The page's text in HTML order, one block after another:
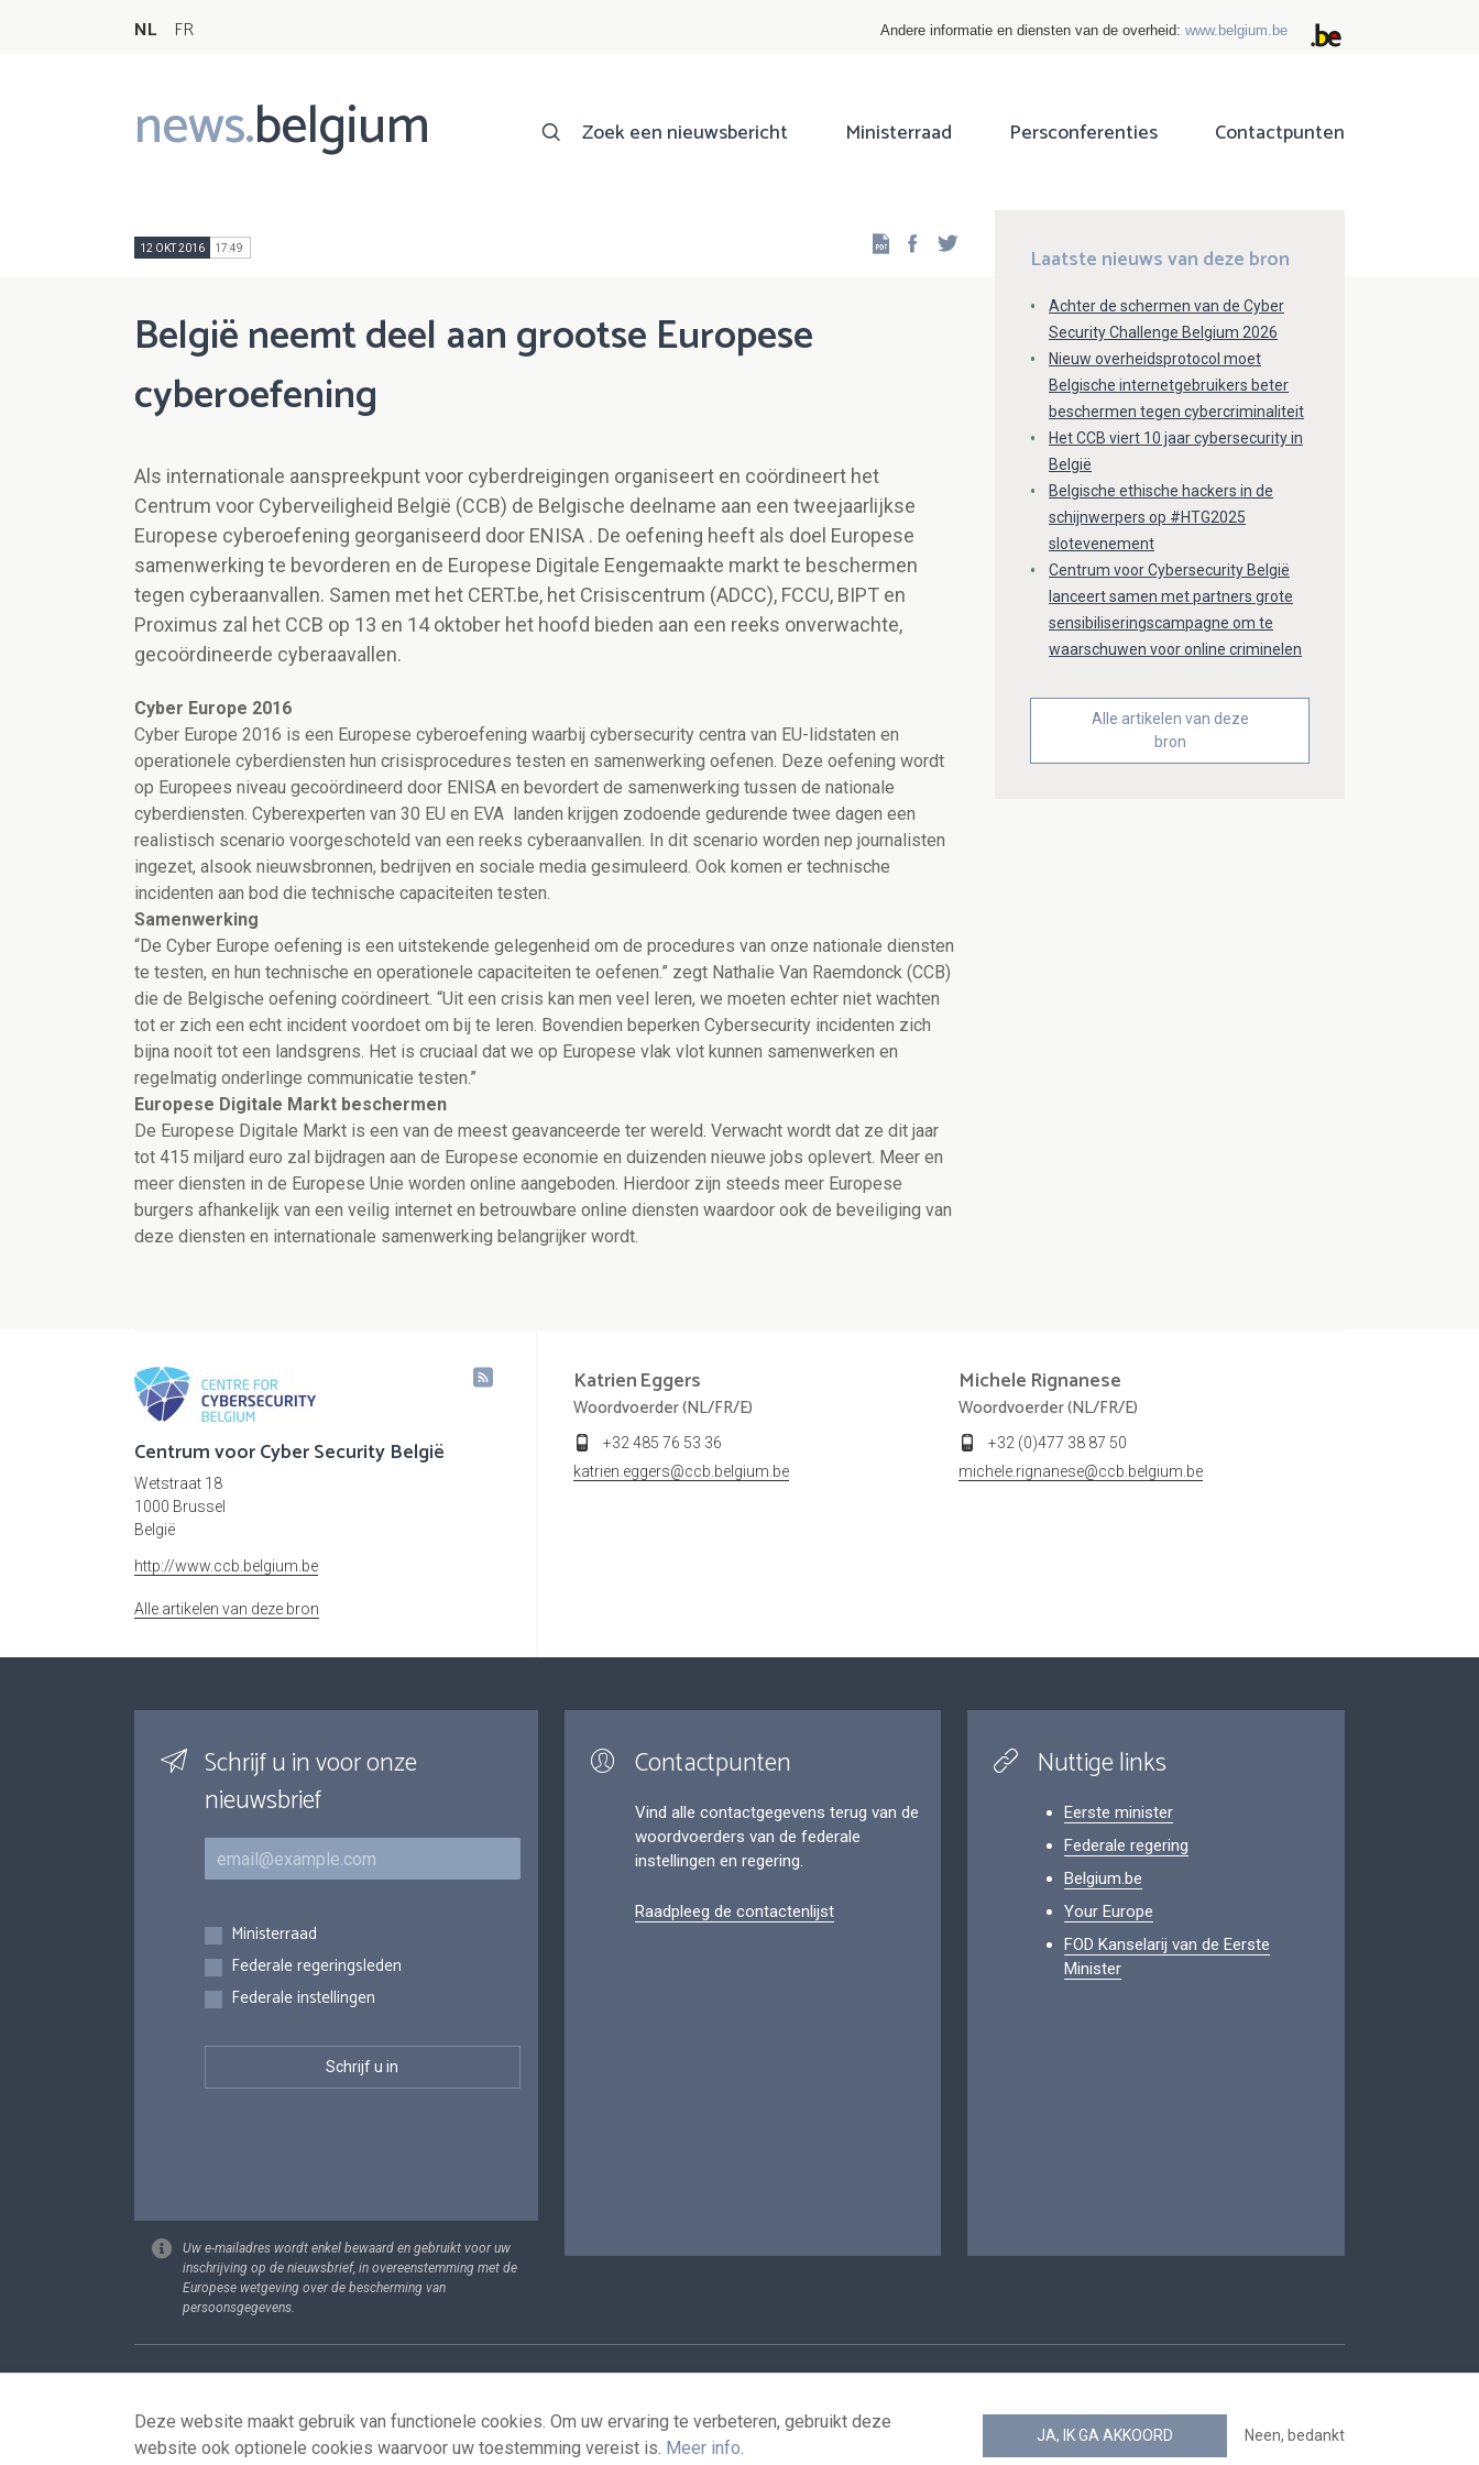
NL FR Andere informatie en diensten van de overheid: www.belgium.be
news.belgium
Main
navigation
Zoek een nieuwsbericht Ministerraad Persconferenties Contactpunten
12 OKT 2016 17:49 Facebook
België neemt deel aan grootse Europese
cyberoefening
Als internationale aanspreekpunt voor cyberdreigingen organiseert en coördineert het
Centrum voor Cyberveiligheid België (CCB) de Belgische deelname aan een tweejaarlijkse
Europese cyberoefening georganiseerd door ENISA . De oefening heeft als doel Europese
samenwerking te bevorderen en de Europese Digitale Eengemaakte markt te beschermen
tegen cyberaanvallen. Samen met het CERT.be, het Crisiscentrum (ADCC), FCCU, BIPT en
Proximus zal het CCB op 13 en 14 oktober het hoofd bieden aan een reeks onverwachte,
gecoördineerde cyberaavallen.
Cyber Europe 2016
Cyber Europe 2016 is een Europese cyberoefening waarbij cybersecurity centra van EU-lidstaten en
operationele cyberdiensten hun crisisprocedures testen en samenwerking oefenen. Deze oefening wordt
op Europees niveau gecoördineerd door ENISA en bevordert de samenwerking tussen de nationale
cyberdiensten. Cyberexperten van 30 EU en EVA landen krijgen zodoende gedurende twee dagen een
realistisch scenario voorgeschoteld van een reeks cyberaanvallen. In dit scenario worden nep journalisten
ingezet, alsook nieuwsbronnen, bedrijven en sociale media gesimuleerd. Ook komen er technische
incidenten aan bod die technische capaciteiten testen.
Samenwerking
“De Cyber Europe oefening is een uitstekende gelegenheid om de procedures van onze nationale diensten
te testen, en hun technische en operationele capaciteiten te oefenen.” zegt Nathalie Van Raemdonck (CCB)
die de Belgische oefening coördineert. “Uit een crisis kan men veel leren, we moeten echter niet wachten
tot er zich een echt incident voordoet om bij te leren. Bovendien beperken Cybersecurity incidenten zich
bijna nooit tot een landsgrens. Het is cruciaal dat we op Europese vlak vlot kunnen samenwerken en
regelmatig onderlinge communicatie testen.”
Europese Digitale Markt beschermen
De Europese Digitale Markt is een van de meest geavanceerde ter wereld. Verwacht wordt dat ze dit jaar
tot 415 miljard euro zal bijdragen aan de Europese economie en duizenden nieuwe jobs oplevert. Meer en
meer diensten in de Europese Unie worden online aangeboden. Hierdoor zijn steeds meer Europese
burgers afhankelijk van een veilig internet en betrouwbare online diensten waardoor ook de beveiliging van
deze diensten en internationale samenwerking belangrijker wordt.
Laatste nieuws van deze bron
Achter de schermen van de Cyber
Security Challenge Belgium 2026
Nieuw overheidsprotocol moet
Belgische internetgebruikers beter
beschermen tegen cybercriminaliteit
Het CCB viert 10 jaar cybersecurity in
België
Belgische ethische hackers in de
schijnwerpers op #HTG2025
slotevenement
Centrum voor Cybersecurity België
lanceert samen met partners grote
sensibiliseringscampagne om te
waarschuwen voor online criminelen
Alle artikelen van deze
bron
Centrum voor Cyber Security België
Wetstraat 18
1000 Brussel
België
http://www.ccb.belgium.be
Alle artikelen van deze bron
KatrienEggers
Woordvoerder (NL/FR/E)
+32 485 76 53 36
katrien.eggers@ccb.belgium.be
Michele Rignanese
Woordvoerder (NL/FR/E)
+32 (0)477 38 87 50
michele.rignanese@ccb.belgium.be
Schrijf u in voor onze
nieuwsbrief
E-mail
Inschrijvingen
Ministerraad
Federale regeringsleden
Federale instellingen
Uw e-mailadres wordt enkel bewaard en gebruikt voor uw
inschrijving op de nieuwsbrief, in overeenstemming met de
Europese wetgeving over de bescherming van
persoonsgegevens.
Contactpunten
Vind alle contactgegevens terug van de
woordvoerders van de federale
instellingen en regering.
Raadpleeg de contactenlijst
Nuttige links
Eerste minister
Federale regering
Belgium.be
Your Europe
FOD Kanselarij van de Eerste
Minister
Footer
Deze website maakt gebruik van functionele cookies. Om uw ervaring te verbeteren, gebruikt deze
website ook optionele cookies waarvoor uw toestemming vereist is. Meer info.
JA, IK GA AKKOORD Neen, bedankt